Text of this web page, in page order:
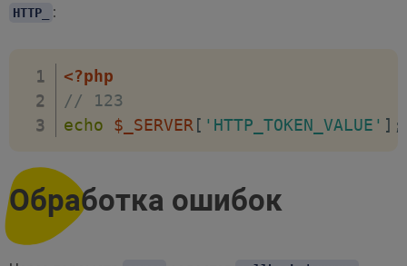
HTTP_ :
<?php
// 123
echo
$_SERVER [ 'HTTP_TOKEN_VALUE' ] ;
Обработка ошибок